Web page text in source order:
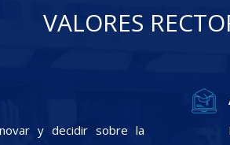
VALORES
y decidir sobre la